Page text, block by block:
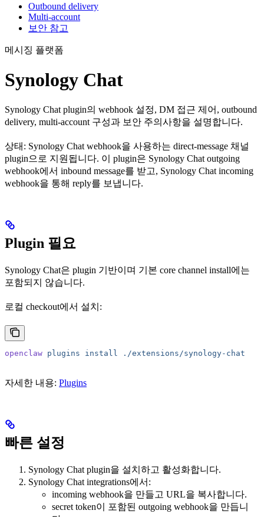
Outbound delivery
Multi-account
보안 참고
메시징 플랫폼
Synology Chat
Synology Chat plugin의 webhook 설정, DM 접근 제어, outbound
delivery, multi-account 구성과 보안 주의사항을 설명합니다.
상태: Synology Chat webhook을 사용하는 direct-message 채널
plugin으로 지원됩니다. 이 plugin은 Synology Chat outgoing
webhook에서 inbound message를 받고, Synology Chat incoming
webhook을 통해 reply를 보냅니다.
Plugin 필요
Synology Chat은 plugin 기반이며 기본 core channel install에는
포함되지 않습니다.
로컬 checkout에서 설치:
openclaw plugins install ./extensions/synology-chat
자세한 내용: Plugins
빠른 설정
Synology Chat plugin을 설치하고 활성화합니다.
Synology Chat integrations에서:
incoming webhook을 만들고 URL을 복사합니다.
secret token이 포함된 outgoing webhook을 만듭니